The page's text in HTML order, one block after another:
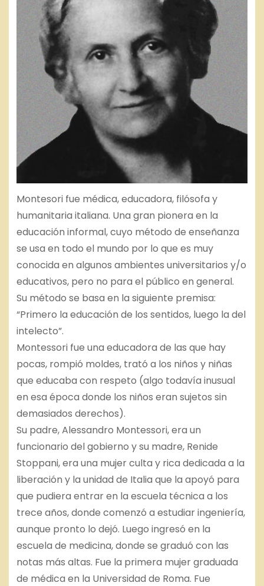
Montesori fue médica, educadora, filósofa y
humanitaria italiana. Una gran pionera en la
educación informal, cuyo método de enseñanza
se usa en todo el mundo por lo que es muy
conocida en algunos ambientes universitarios y/o
educativos, pero no para el público en general.
Su método se basa en la siguiente premisa:
“Primero la educación de los sentidos, luego la del
intelecto”.
Montessori fue una educadora de las que hay
pocas, rompió moldes, trató a los niños y niñas
que educaba con respeto (algo todavía inusual
en esa época donde los niños eran sujetos sin
demasiados derechos).
Su padre, Alessandro Montessori, era un
funcionario del gobierno y su madre, Renide
Stoppani, era una mujer culta y rica dedicada a la
liberación y la unidad de Italia que la apoyó para
que pudiera entrar en la escuela técnica a los
trece años, donde comenzó a estudiar ingeniería,
aunque pronto lo dejó. Luego ingresó en la
escuela de medicina, donde se graduó con las
notas más altas. Fue la primera mujer graduada
de médica en la Universidad de Roma. Fue